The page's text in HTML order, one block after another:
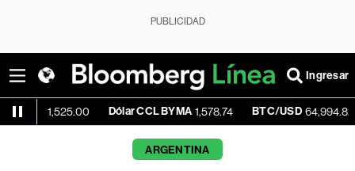
PUBLICIDAD
Ingresar
Dólar CCL BYMA 1,578.74 BTC/USD 64,994.82 -0.17%
ARGENTINA